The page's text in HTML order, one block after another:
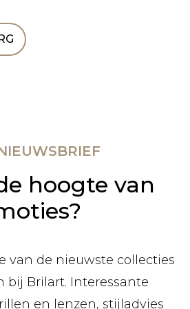
hoogte van
van de nieuwste collecties
bij Brilart. Interessante
en lenzen, stijladvies